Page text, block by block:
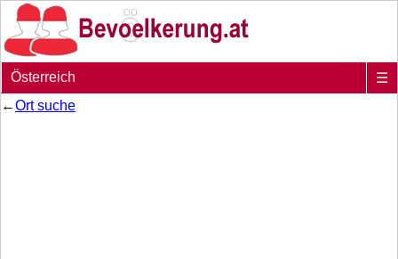
Österreich
☰
←Ort suche